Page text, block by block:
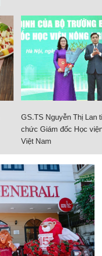
GS.TS Nguyễn Thị Lan
chức Giám đốc Học
Việt Nam